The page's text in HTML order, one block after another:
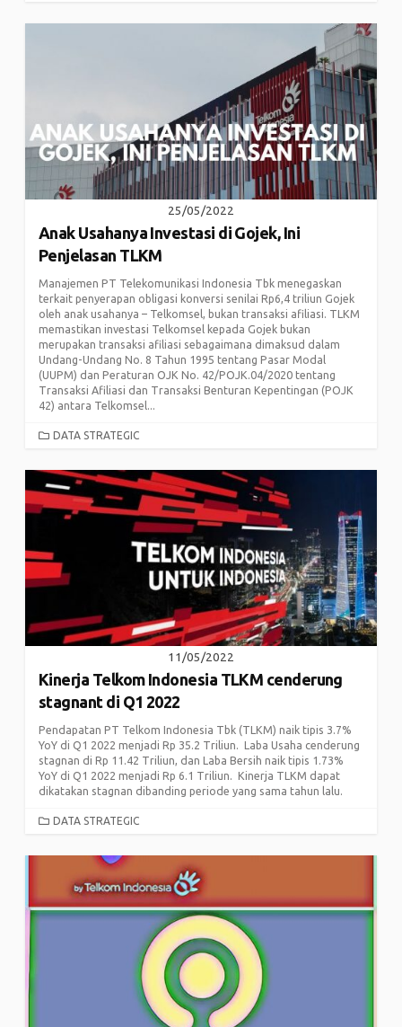
25/05/2022
Anak Usahanya Investasi di Gojek, Ini
Penjelasan TLKM
Manajemen PT Telekomunikasi Indonesia Tbk menegaskan
terkait penyerapan obligasi konversi senilai Rp6,4 triliun Gojek
oleh anak usahanya – Telkomsel, bukan transaksi afiliasi. TLKM
memastikan investasi Telkomsel kepada Gojek bukan
merupakan transaksi afiliasi sebagaimana dimaksud dalam
Undang-Undang No. 8 Tahun 1995 tentang Pasar Modal
(UUPM) dan Peraturan OJK No. 42/POJK.04/2020 tentang
Transaksi Afiliasi dan Transaksi Benturan Kepentingan (POJK
42) antara Telkomsel...
CATEGORIES
DATA STRATEGIC
11/05/2022
Kinerja Telkom Indonesia TLKM cenderung
stagnant di Q1 2022
Pendapatan PT Telkom Indonesia Tbk (TLKM) naik tipis 3.7%
YoY di Q1 2022 menjadi Rp 35.2 Triliun. Laba Usaha cenderung
stagnan di Rp 11.42 Triliun, dan Laba Bersih naik tipis 1.73%
YoY di Q1 2022 menjadi Rp 6.1 Triliun. Kinerja TLKM dapat
dikatakan stagnan dibanding periode yang sama tahun lalu.
CATEGORIES
DATA STRATEGIC